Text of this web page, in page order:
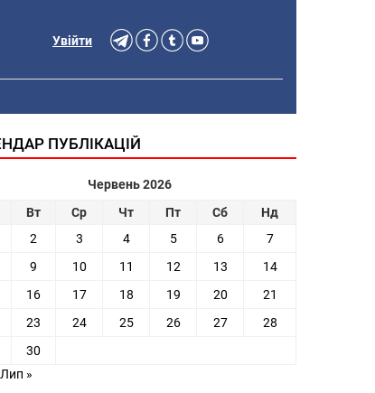
Увійти
ПУБЛІКАЦІЙ
Червень 2026
Вт Ср Чт Пт Сб
Нд
2 3 4 5 6
7
9 10 11 12 13
14
16 17 18 19 20
21
23 24 25 26 27
28
30
Лип »